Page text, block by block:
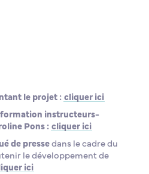
le projet :cliquer ici
formation instructeurs-
Pons :cliquer ici
de pressedans le cadre du
le développement de
ici